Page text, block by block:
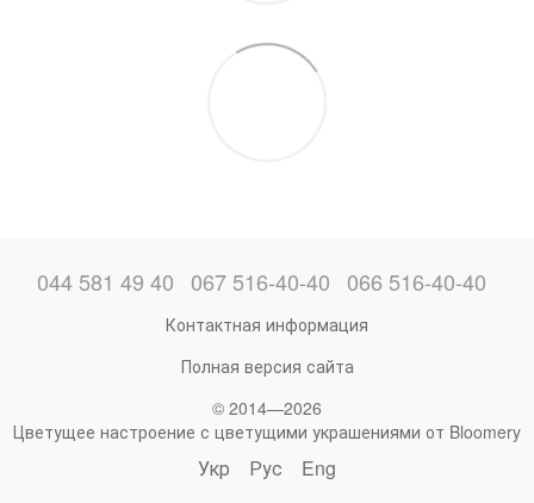
044 581 49 40 067 516-40-40 066 516-40-40
Контактная информация
Полная версия сайта
© 2014—2026
Цветущее настроение с цветущими украшениями от Bloomery
Укр Рус Eng